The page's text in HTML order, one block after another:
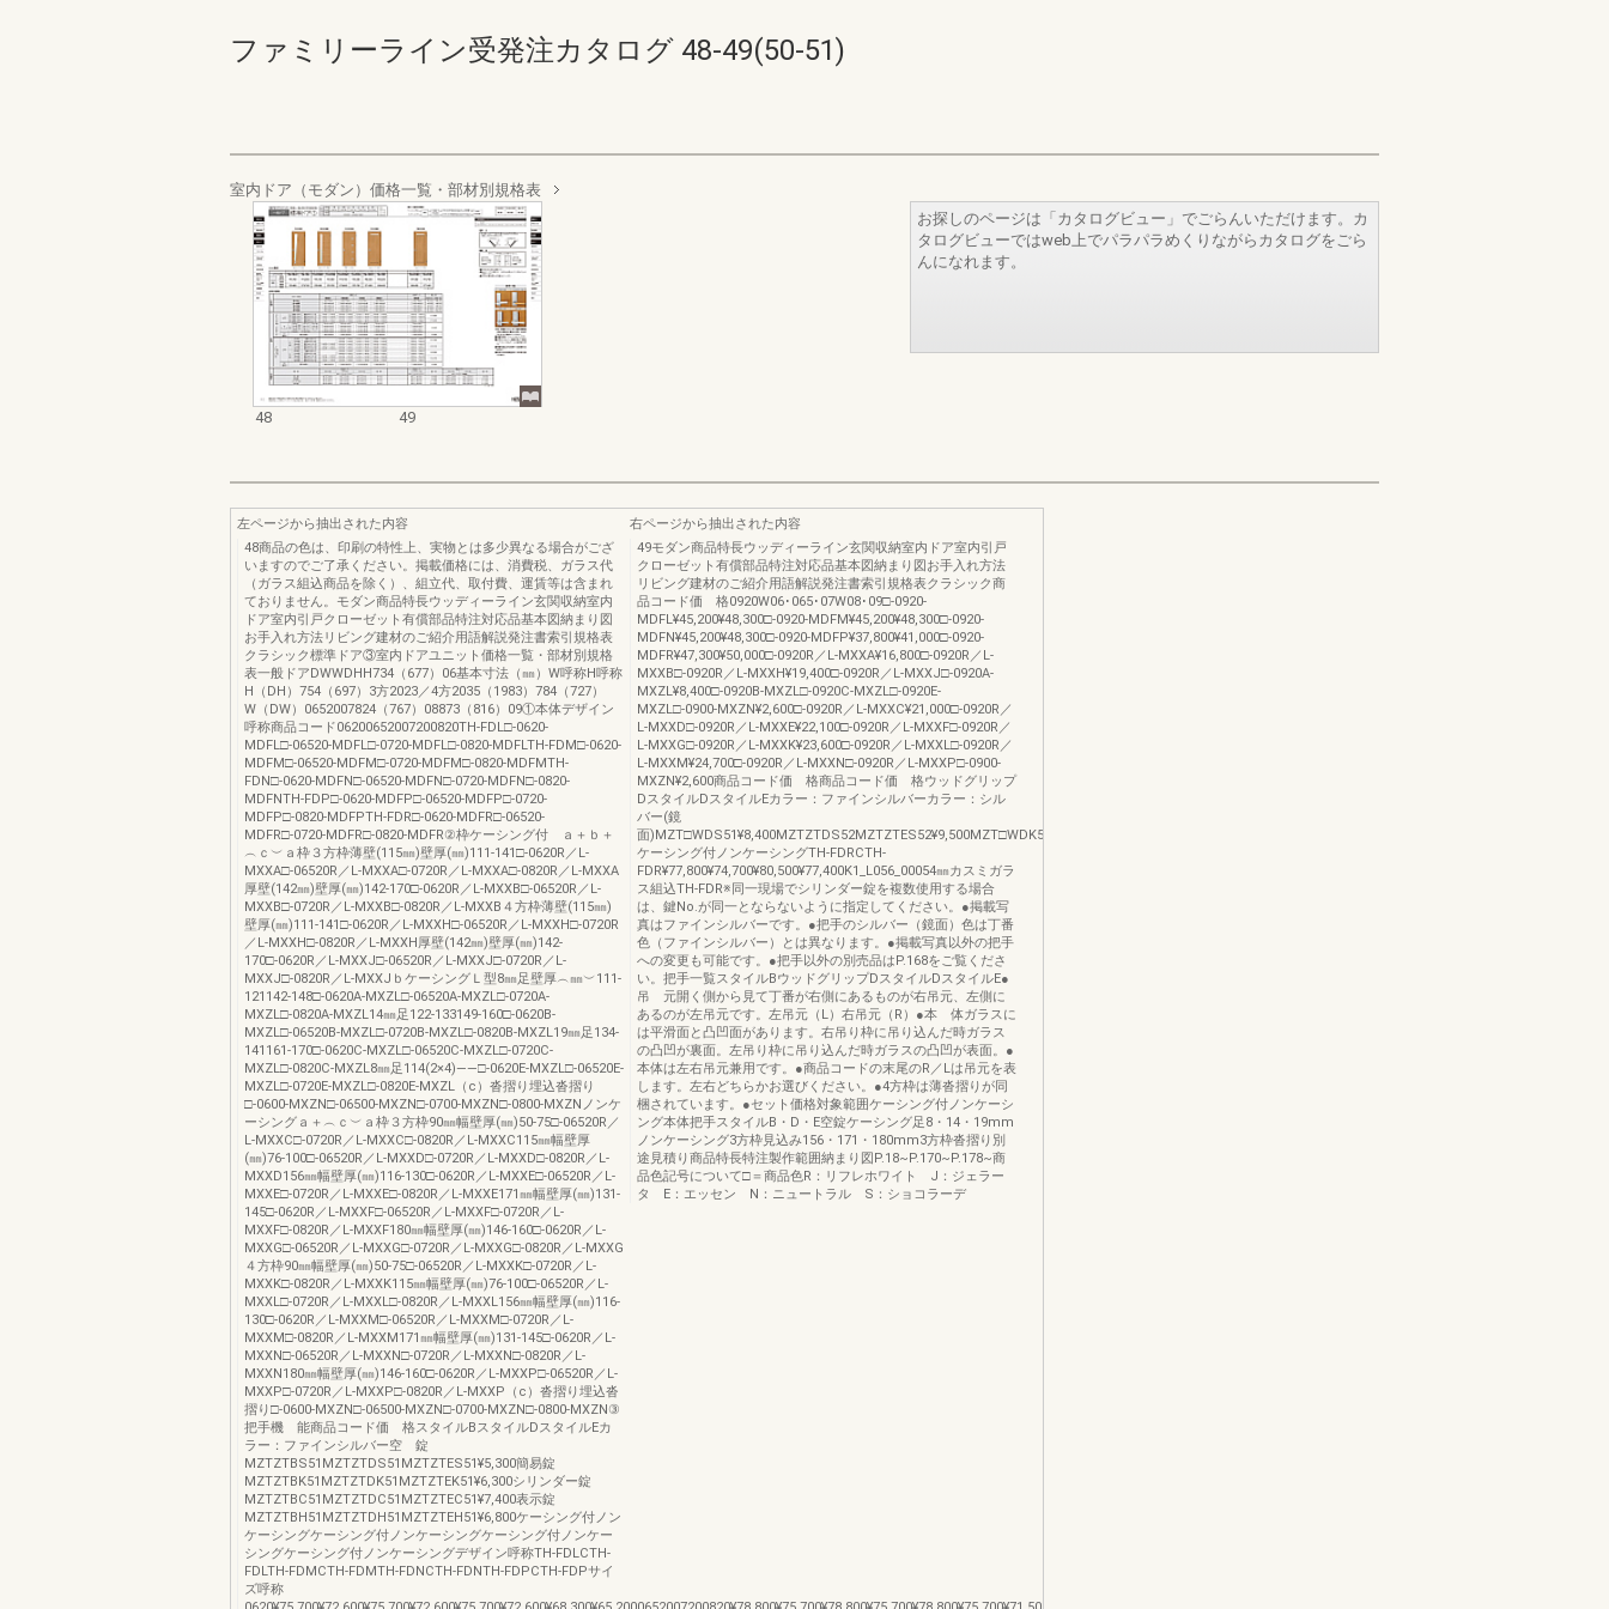
ファミリーライン受発注カタログ 48-49(50-51)
室内ドア（モダン）価格一覧・部材別規格表
48 49
お探しのページは「カタログビュー」でごらんいただけます。カ
タログビューではweb上でパラパラめくりながらカタログをごら
んになれます。
左ページから抽出された内容
48商品の色は、印刷の特性上、実物とは多少異なる場合がござ
いますのでご了承ください。掲載価格には、消費税、ガラス代
（ガラス組込商品を除く）、組立代、取付費、運賃等は含まれ
ておりません。モダン商品特長ウッディーライン玄関収納室内
ドア室内引戸クローゼット有償部品特注対応品基本図納まり図
お手入れ方法リビング建材のご紹介用語解説発注書索引規格表
クラシック標準ドア③室内ドアユニット価格一覧・部材別規格
表一般ドアDWWDHH734（677）06基本寸法（㎜）W呼称H呼称
H（DH）754（697）3方2023／4方2035（1983）784（727）
W（DW）0652007824（767）08873（816）09①本体デザイン
呼称商品コード06200652007200820TH-FDL□-0620-
MDFL□-06520-MDFL□-0720-MDFL□-0820-MDFLTH-FDM□-0620-
MDFM□-06520-MDFM□-0720-MDFM□-0820-MDFMTH-
FDN□-0620-MDFN□-06520-MDFN□-0720-MDFN□-0820-
MDFNTH-FDP□-0620-MDFP□-06520-MDFP□-0720-
MDFP□-0820-MDFPTH-FDR□-0620-MDFR□-06520-
MDFR□-0720-MDFR□-0820-MDFR②枠ケーシング付 ａ＋ｂ＋
︵ｃ︶ａ枠３方枠薄壁(115㎜)壁厚(㎜)111-141□-0620R／L-
MXXA□-06520R／L-MXXA□-0720R／L-MXXA□-0820R／L-MXXA
厚壁(142㎜)壁厚(㎜)142-170□-0620R／L-MXXB□-06520R／L-
MXXB□-0720R／L-MXXB□-0820R／L-MXXB４方枠薄壁(115㎜)
壁厚(㎜)111-141□-0620R／L-MXXH□-06520R／L-MXXH□-0720R
／L-MXXH□-0820R／L-MXXH厚壁(142㎜)壁厚(㎜)142-
170□-0620R／L-MXXJ□-06520R／L-MXXJ□-0720R／L-
MXXJ□-0820R／L-MXXJｂケーシングＬ型8㎜足壁厚︵㎜︶111-
121142-148□-0620A-MXZL□-06520A-MXZL□-0720A-
MXZL□-0820A-MXZL14㎜足122-133149-160□-0620B-
MXZL□-06520B-MXZL□-0720B-MXZL□-0820B-MXZL19㎜足134-
141161-170□-0620C-MXZL□-06520C-MXZL□-0720C-
MXZL□-0820C-MXZL8㎜足114(2×4)――□-0620E-MXZL□-06520E-
MXZL□-0720E-MXZL□-0820E-MXZL（c）沓摺り埋込沓摺り
□-0600-MXZN□-06500-MXZN□-0700-MXZN□-0800-MXZNノンケ
ーシングａ＋︵ｃ︶ａ枠３方枠90㎜幅壁厚(㎜)50-75□-06520R／
L-MXXC□-0720R／L-MXXC□-0820R／L-MXXC115㎜幅壁厚
(㎜)76-100□-06520R／L-MXXD□-0720R／L-MXXD□-0820R／L-
MXXD156㎜幅壁厚(㎜)116-130□-0620R／L-MXXE□-06520R／L-
MXXE□-0720R／L-MXXE□-0820R／L-MXXE171㎜幅壁厚(㎜)131-
145□-0620R／L-MXXF□-06520R／L-MXXF□-0720R／L-
MXXF□-0820R／L-MXXF180㎜幅壁厚(㎜)146-160□-0620R／L-
MXXG□-06520R／L-MXXG□-0720R／L-MXXG□-0820R／L-MXXG
４方枠90㎜幅壁厚(㎜)50-75□-06520R／L-MXXK□-0720R／L-
MXXK□-0820R／L-MXXK115㎜幅壁厚(㎜)76-100□-06520R／L-
MXXL□-0720R／L-MXXL□-0820R／L-MXXL156㎜幅壁厚(㎜)116-
130□-0620R／L-MXXM□-06520R／L-MXXM□-0720R／L-
MXXM□-0820R／L-MXXM171㎜幅壁厚(㎜)131-145□-0620R／L-
MXXN□-06520R／L-MXXN□-0720R／L-MXXN□-0820R／L-
MXXN180㎜幅壁厚(㎜)146-160□-0620R／L-MXXP□-06520R／L-
MXXP□-0720R／L-MXXP□-0820R／L-MXXP（c）沓摺り埋込沓
摺り□-0600-MXZN□-06500-MXZN□-0700-MXZN□-0800-MXZN③
把手機 能商品コード価 格スタイルBスタイルDスタイルEカ
ラー：ファインシルバー空 錠
MZTZTBS51MZTZTDS51MZTZTES51¥5,300簡易錠
MZTZTBK51MZTZTDK51MZTZTEK51¥6,300シリンダー錠
MZTZTBC51MZTZTDC51MZTZTEC51¥7,400表示錠
MZTZTBH51MZTZTDH51MZTZTEH51¥6,800ケーシング付ノン
ケーシングケーシング付ノンケーシングケーシング付ノンケー
シングケーシング付ノンケーシングデザイン呼称TH-FDLCTH-
FDLTH-FDMCTH-FDMTH-FDNCTH-FDNTH-FDPCTH-FDPサイ
ズ呼称
右ページから抽出された内容
49モダン商品特長ウッディーライン玄関収納室内ドア室内引戸
クローゼット有償部品特注対応品基本図納まり図お手入れ方法
リビング建材のご紹介用語解説発注書索引規格表クラシック商
品コード価 格0920W06･065･07W08･09□-0920-
MDFL¥45,200¥48,300□-0920-MDFM¥45,200¥48,300□-0920-
MDFN¥45,200¥48,300□-0920-MDFP¥37,800¥41,000□-0920-
MDFR¥47,300¥50,000□-0920R／L-MXXA¥16,800□-0920R／L-
MXXB□-0920R／L-MXXH¥19,400□-0920R／L-MXXJ□-0920A-
MXZL¥8,400□-0920B-MXZL□-0920C-MXZL□-0920E-
MXZL□-0900-MXZN¥2,600□-0920R／L-MXXC¥21,000□-0920R／
L-MXXD□-0920R／L-MXXE¥22,100□-0920R／L-MXXF□-0920R／
L-MXXG□-0920R／L-MXXK¥23,600□-0920R／L-MXXL□-0920R／
L-MXXM¥24,700□-0920R／L-MXXN□-0920R／L-MXXP□-0900-
MXZN¥2,600商品コード価 格商品コード価 格ウッドグリップ
DスタイルDスタイルEカラー：ファインシルバーカラー：シル
バー(鏡
面
ケーシング付ノンケーシングTH-FDRCTH-
FDR¥77,800¥74,700¥80,500¥77,400K1_L056_00054㎜カスミガラ
ス組込TH-FDR※同一現場でシリンダー錠を複数使用する場合
は、鍵No.が同一とならないように指定してください。●掲載写
真はファインシルバーです。●把手のシルバー（鏡面）色は丁番
色（ファインシルバー）とは異なります。●掲載写真以外の把手
への変更も可能です。●把手以外の別売品はP.168をご覧くださ
い。把手一覧スタイルBウッドグリップDスタイルDスタイルE●
吊 元開く側から見て丁番が右側にあるものが右吊元、左側に
あるのが左吊元です。左吊元（L）右吊元（R）●本 体ガラスに
は平滑面と凸凹面があります。右吊り枠に吊り込んだ時ガラス
の凸凹が裏面。左吊り枠に吊り込んだ時ガラスの凸凹が表面。●
本体は左右吊元兼用です。●商品コードの末尾のR／Lは吊元を表
します。左右どちらかお選びください。●4方枠は薄沓摺りが同
梱されています。●セット価格対象範囲ケーシング付ノンケーシ
ング本体把手スタイルB・D・E空錠ケーシング足8・14・19mm
ノンケーシング3方枠見込み156・171・180mm3方枠沓摺り別
途見積り商品特長特注製作範囲納まり図P.18~P.170~P.178~商
品色記号について□＝商品色R：リフレホワイト J：ジェラー
タ E：エッセン N：ニュートラル S：ショコラーデ